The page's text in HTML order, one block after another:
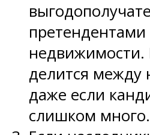
недвижимости.
делится между
даже если
слишком много.